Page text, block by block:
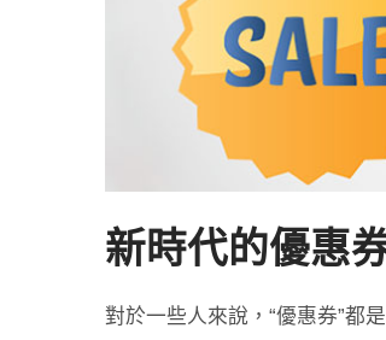
新時代的優惠
對於一些人來說，“優惠券”都